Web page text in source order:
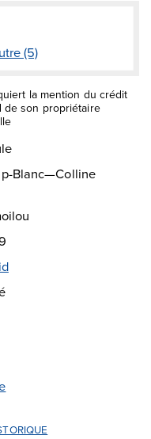
(5)
la mention du crédit
de son propriétaire
Blanc—Colline